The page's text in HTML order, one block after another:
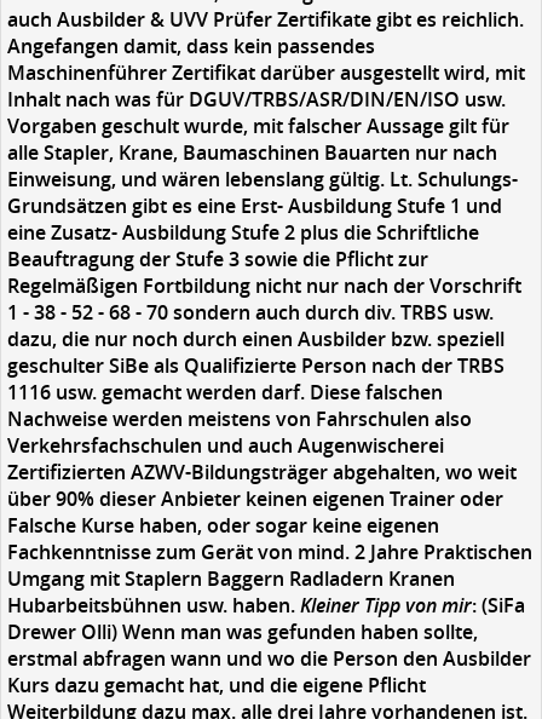
auch Ausbilder & UVV Prüfer Zertifikate gibt es reichlich.
Angefangen damit, dass kein passendes
Maschinenführer Zertifikat darüber ausgestellt wird, mit
Inhalt nach was für DGUV/TRBS/ASR/DIN/EN/ISO usw.
Vorgaben geschult wurde, mit falscher Aussage gilt für
alle Stapler, Krane, Baumaschinen Bauarten nur nach
Einweisung, und wären lebenslang gültig. Lt. Schulungs-
Grundsätzen gibt es eine Erst- Ausbildung Stufe 1 und
eine Zusatz- Ausbildung Stufe 2 plus die Schriftliche
Beauftragung der Stufe 3 sowie die Pflicht zur
Regelmäßigen Fortbildung nicht nur nach der Vorschrift
1 - 38 - 52 - 68 - 70 sondern auch durch div. TRBS usw.
dazu, die nur noch durch einen Ausbilder bzw. speziell
geschulter SiBe als Qualifizierte Person nach der TRBS
1116 usw. gemacht werden darf. Diese falschen
Nachweise werden meistens von Fahrschulen also
Verkehrsfachschulen und auch Augenwischerei
Zertifizierten AZWV-Bildungsträger abgehalten, wo weit
über 90% dieser Anbieter keinen eigenen Trainer oder
Falsche Kurse haben, oder sogar keine eigenen
Fachkenntnisse zum Gerät von mind. 2 Jahre Praktischen
Umgang mit Staplern Baggern Radladern Kranen
Hubarbeitsbühnen usw. haben.Kleiner Tipp von mir: (SiFa
Drewer Olli) Wenn man was gefunden haben sollte,
erstmal abfragen wann und wo die Person den Ausbilder
Kurs dazu gemacht hat, und die eigene Pflicht
Weiterbildung dazu max. alle drei Jahre vorhandenen ist.